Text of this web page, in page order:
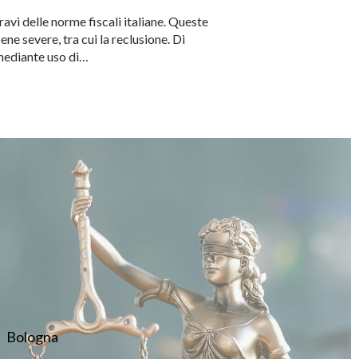
delle norme fiscali italiane. Queste
severe, tra cui la reclusione. Di
uso di…
Bologna